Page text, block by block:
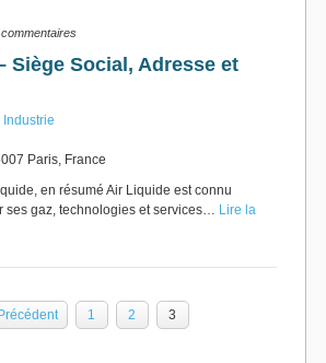
commentaires
Siège Social, Adresse et
Industrie
Paris, France
en résumé Air Liquide est connu
ses gaz, technologies et services… Lire la
1 2 3